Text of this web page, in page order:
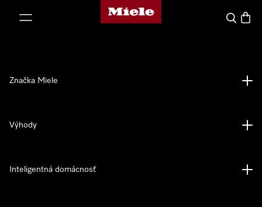
Domovská stránka spoločnosti Miele
Hľadať
Značka Miele
Výhody
Inteligentná domácnosť